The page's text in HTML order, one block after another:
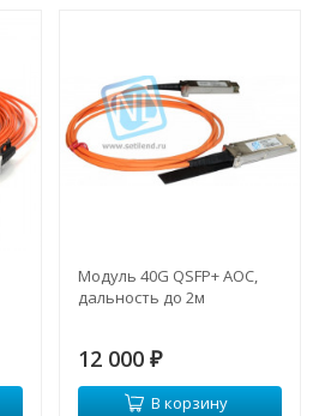
Модуль 40G QSFP+ AOC,
дальность до 2м
12 000 ₽
В корзину